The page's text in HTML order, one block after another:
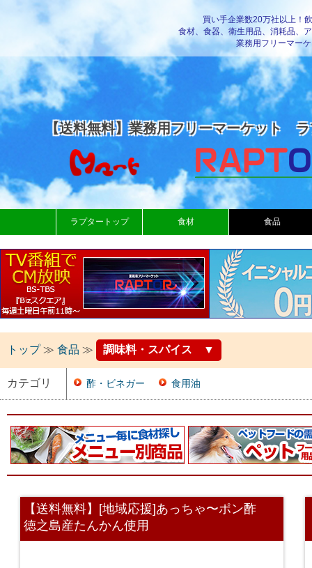
買い手企業数20万社以上！
食材、食器、衛生用品、消耗品、
業務用フリーマー
【送料無料】業務用フリーマーケット
ラプタートップ 食材 食品
トップ≫ 食品 ≫ 調味料・スパイス ▼
カテゴリ 酢・ビネガー 食用油
【送料無料】[地域応援]あっちゃ〜ポン酢
徳之島産たんかん使用